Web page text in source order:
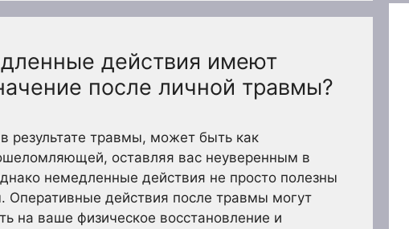
действия имеют
после личной травмы?
результате травмы, может быть как
оставляя вас неуверенным в
немедленные действия не просто полезны
действия после травмы могут
на ваше физическое восстановление и